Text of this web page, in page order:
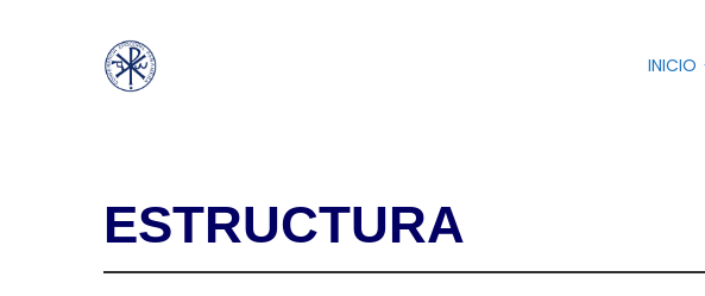
INICIO
ESTRUCTURA